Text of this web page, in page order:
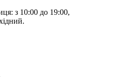
з 10:00 до 19:00,